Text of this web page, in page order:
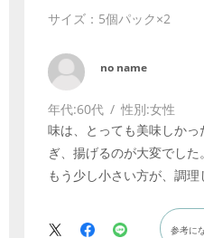
サイズ：5個パック×2
no name
年代:60代 性別:女性
味は、とっても美味しか
ぎ、揚げるのが大変でした。
もう少し小さい方が、調理
参考に